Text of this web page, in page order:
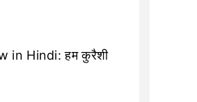
in Hindi: हम कुरैशी